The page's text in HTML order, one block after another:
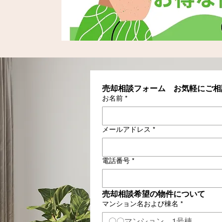
売却相談フォーム　お気軽にご
お名前 *
メールアドレス *
電話番号 *
売却相談希望の物件について
マンション名および棟名 *